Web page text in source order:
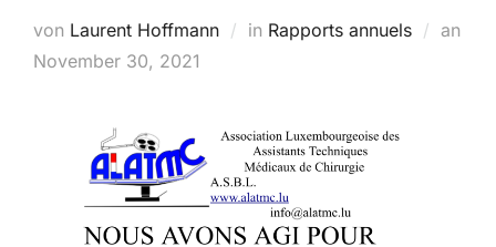
von Laurent Hoffmann in Rapports annuels
an
Veröffentlicht
November 30, 2021